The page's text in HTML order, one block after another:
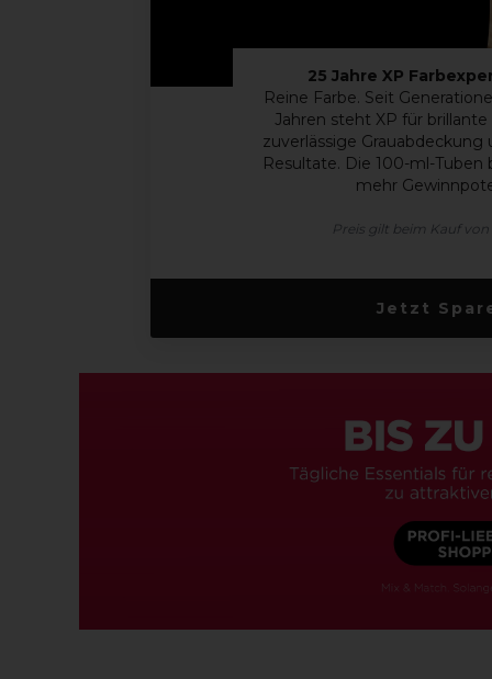
25 Jahre XP
Reine Farbe. Seit
Jahren steht XP für brillante
zuverlässige Grauabdeckung
Resultate. Die 100-ml-Tuben
mehr
Preis gilt beim Kauf von
Jetzt